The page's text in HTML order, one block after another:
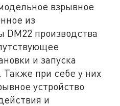
взрывное
из
DM22 производства
и запуска
Также при себе у них
устройство
и